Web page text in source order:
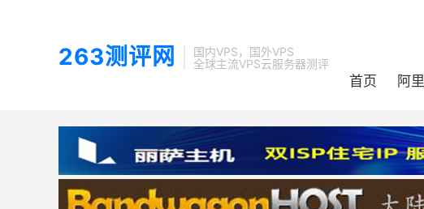
263测评网
国内VPS，国外VPS
全球主流VPS云服务器测评
首页 阿
 7